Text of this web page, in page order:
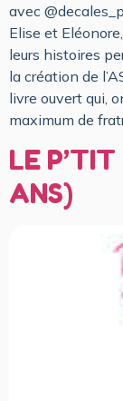
avec
Elise et
leurs histoires
la création de
livre ouvert qui,
maximum de
LE
ANS)